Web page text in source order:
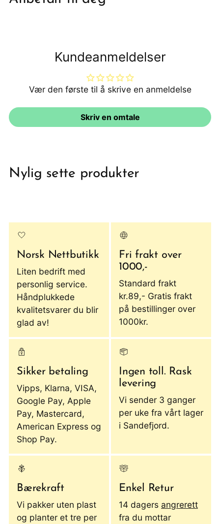
Kundeanmeldelser
Vær den første til å skrive en anmeldelse
Skriv en omtale
Nylig sette produkter
Norsk Nettbutikk
Liten bedrift med
personlig service.
Håndplukkede
kvalitetsvarer du blir
glad av!
Fri frakt over
1000,-
Standard frakt
kr.89,- Gratis frakt
på bestillinger over
1000kr.
Sikker betaling
Vipps, Klarna, VISA,
Google Pay, Apple
Pay, Mastercard,
American Express og
Shop Pay.
Ingen toll. Rask
levering
Vi sender 3 ganger
per uke fra vårt lager
i Sandefjord.
Bærekraft
Vi pakker uten plast
og planter et tre per
Enkel Retur
14 dagers angrerett
fra du mottar